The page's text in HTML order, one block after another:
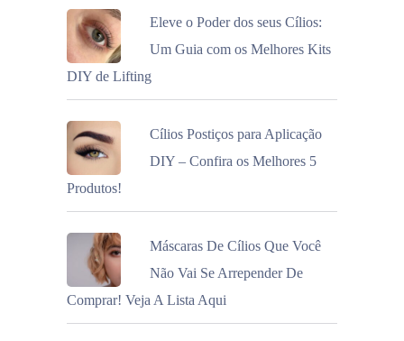
Eleve o Poder dos seus Cílios:
Um Guia com os Melhores Kits
DIY de Lifting
Cílios Postiços para Aplicação
DIY – Confira os Melhores 5
Produtos!
Máscaras De Cílios Que Você
Não Vai Se Arrepender De
Comprar! Veja A Lista Aqui